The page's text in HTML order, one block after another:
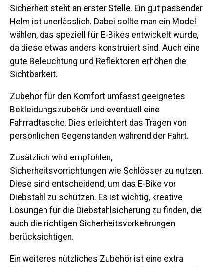
Sicherheit steht an erster Stelle. Ein gut passender
Helm ist unerlässlich. Dabei sollte man ein Modell
wählen, das speziell für E-Bikes entwickelt wurde,
da diese etwas anders konstruiert sind. Auch eine
gute Beleuchtung und Reflektoren erhöhen die
Sichtbarkeit.
Zubehör für den Komfort umfasst geeignetes
Bekleidungszubehör und eventuell eine
Fahrradtasche. Dies erleichtert das Tragen von
persönlichen Gegenständen während der Fahrt.
Zusätzlich wird empfohlen,
Sicherheitsvorrichtungen wie Schlösser zu nutzen.
Diese sind entscheidend, um das E-Bike vor
Diebstahl zu schützen. Es ist wichtig, kreative
Lösungen für die Diebstahlsicherung zu finden, die
auch die richtigen Sicherheitsvorkehrungen
berücksichtigen.
Ein weiteres nützliches Zubehör ist eine extra